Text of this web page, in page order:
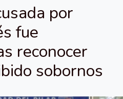
por
fue
reconocer
sobornos